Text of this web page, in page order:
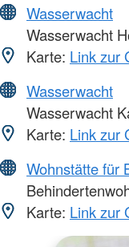
Wasserwacht
Wasserwacht
Karte: Link zur
Wasserwacht
Wasserwacht
Karte: Link zur
Wohnstätte für
Karte: Link zur